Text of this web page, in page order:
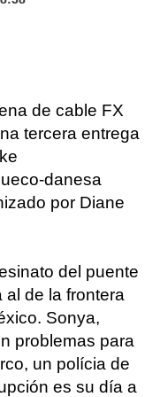
de cable FX
tercera entrega
danesa
por Diane
del puente
de la frontera
Sonya,
problemas para
un polícia de
es su día a